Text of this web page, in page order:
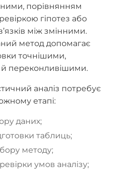
порівнянням
гіпотез або
між змінними.
метод допомагає
точнішими,
переконливішими.
аналіз потребує
етапі:
даних;
таблиць;
методу;
умов аналізу;